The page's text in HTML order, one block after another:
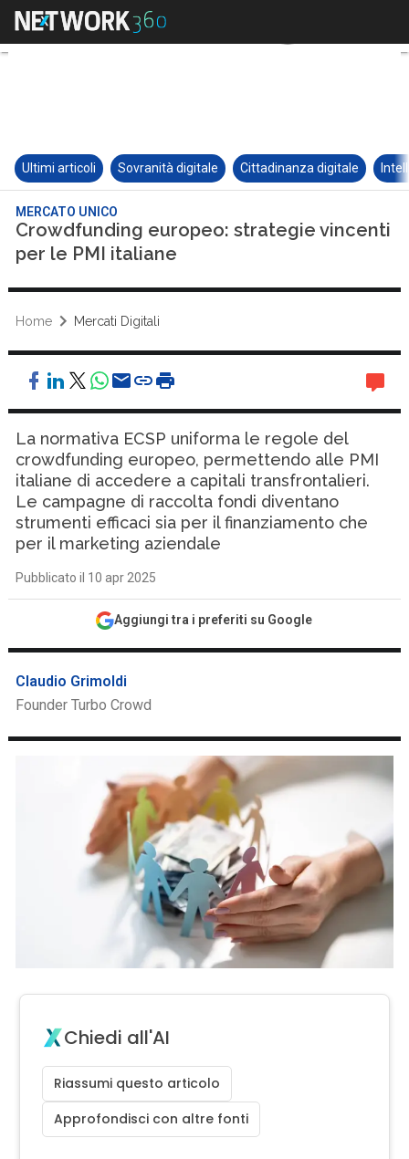
Ultimi articoli Sovranità digitale Cittadinanza digitale
MERCATO UNICO
Crowdfunding europeo: strategie vincenti
per le PMI italiane
Home Mercati Digitali
La normativa ECSP uniforma le regole del
crowdfunding europeo, permettendo alle PMI
italiane di accedere a capitali transfrontalieri.
Le campagne di raccolta fondi diventano
strumenti efficaci sia per il finanziamento che
per il marketing aziendale
Pubblicato il 10 apr 2025
Aggiungi tra i preferiti su Google
Claudio Grimoldi
Founder Turbo Crowd
Chiedi all'AI
Riassumi questo articolo
Approfondisci con altre fonti